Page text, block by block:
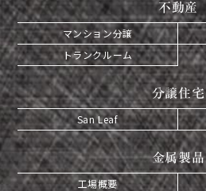
不動産
マンション分譲
トランクルーム
分譲住宅
San Leaf
金属製品
工場概要